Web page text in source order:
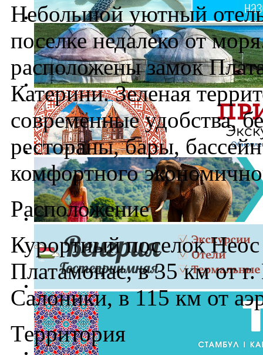
Небольшой уютный
поселке недалеко от
расположены замок
Катерини. Зеленая
современные удобства,
рестораны, бары,
комфортного
Расположение
Курортный поселок
Платамонас, в 35 км от
Салоники, в 115 км от
Территория